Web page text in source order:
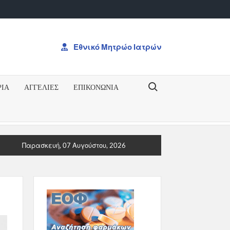
Εθνικό Μητρώο Ιατρών
ΑΓΓΕΛΙΕΣ ΕΠΙΚΟΝΩΝΊΑ
Search for:
ΓΙΑ ΤΟ ΔΠΜΣΠΡΟΚΥΡΗΞΗ ΓΙΑ ΤΟ ΔΠΜΣ “Ογκολογία: Από
Παρασκευή, 07 Αυγούστου, 2026